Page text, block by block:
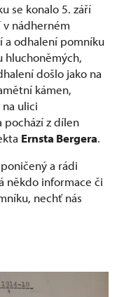
se konalo 5. září
v nádherném
a odhalení pomníku
došlo jako na
kámen,
ulici
pochází z dílen
Ernsta Bergera.
a rádi
někdo informace či
nechť nás